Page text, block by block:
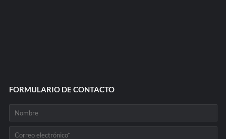
FORMULARIO DE CONTACTO